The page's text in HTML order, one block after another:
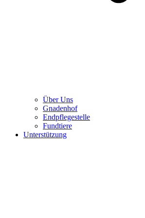
Über Uns
Gnadenhof
Endpflegestelle
Fundtiere
Unterstützung